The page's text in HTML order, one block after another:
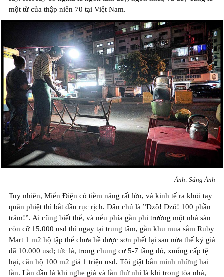
một từ của thập niên 70 tại Việt Nam.
Ảnh: Sáng Ánh
Tuy nhiên, Miến Điện có tiềm năng rất lớn, và kinh tế ra khỏi tay
quân phiệt thì bắt đầu rục rịch. Dân chủ là ”Dzô! Dzô! 100 phần
trăm!”. Ai cũng biết thế, và nếu phía gần phi trường một nhà sàn
còn cỡ 15.000 usd thì ngay tại trung tâm, gần khu mua sắm Ruby
Mart 1 m2 hộ tập thể chưa hề được sơn phết lại sau nửa thế kỷ giá
đã 10.000 usd; tức là, trong chung cư 5-7 tầng đó, xuống cấp tệ
hại, căn hộ 100 m2 giá 1 triệu usd. Tôi giật bắn mình những hai
lần. Lần đầu là khi nghe giá và lần thứ nhì là khi trong tòa nhà,